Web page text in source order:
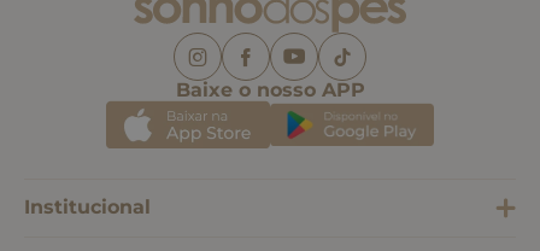
Baixe o nosso APP
Institucional